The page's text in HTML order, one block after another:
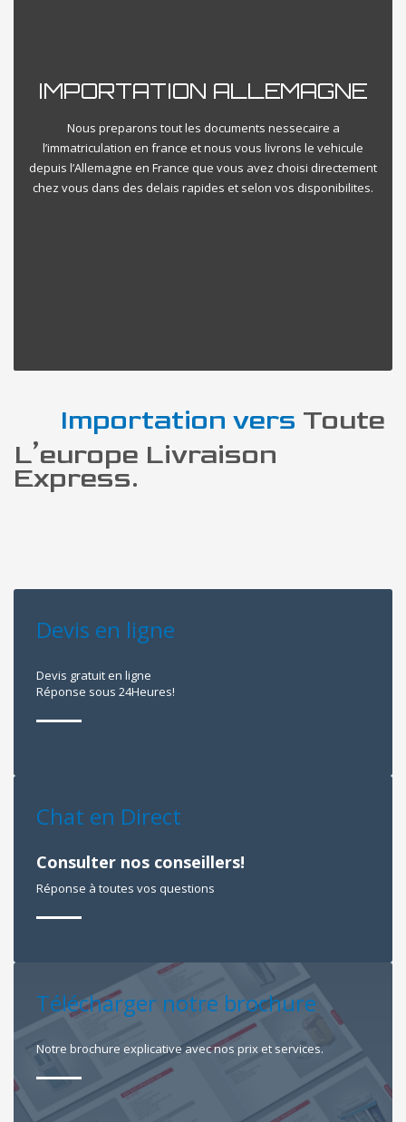
IMPORTATION ALLEMAGNE
Nous preparons tout les documents nessecaire a
l’immatriculation en france et nous vous livrons le vehicule
depuis l’Allemagne en France que vous avez choisi directement
chez vous dans des delais rapides et selon vos disponibilites.
Importation vers Toute
L’europe Livraison
Express.
Devis en ligne
Devis gratuit en ligne
Réponse sous 24Heures!
Chat en Direct
Consulter nos conseillers!
Réponse à toutes vos questions
Télécharger notre brochure
Notre brochure explicative avec nos prix et services.